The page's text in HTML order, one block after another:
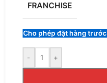
FRANCHISE
Cho phép đặt hàng trước
- +